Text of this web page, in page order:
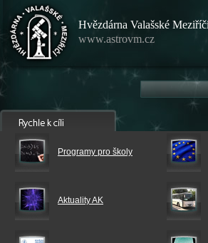
Hvězdárna Valašské
www.astrovm.cz
Programy pro školy
Aktuality AK